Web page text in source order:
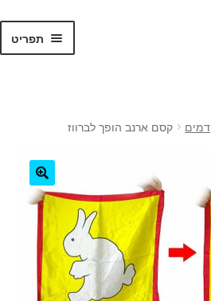
תפריט
קסם ארנב הופך לברווז
🔍